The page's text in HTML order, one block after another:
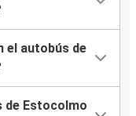
el autobús de
de Estocolmo